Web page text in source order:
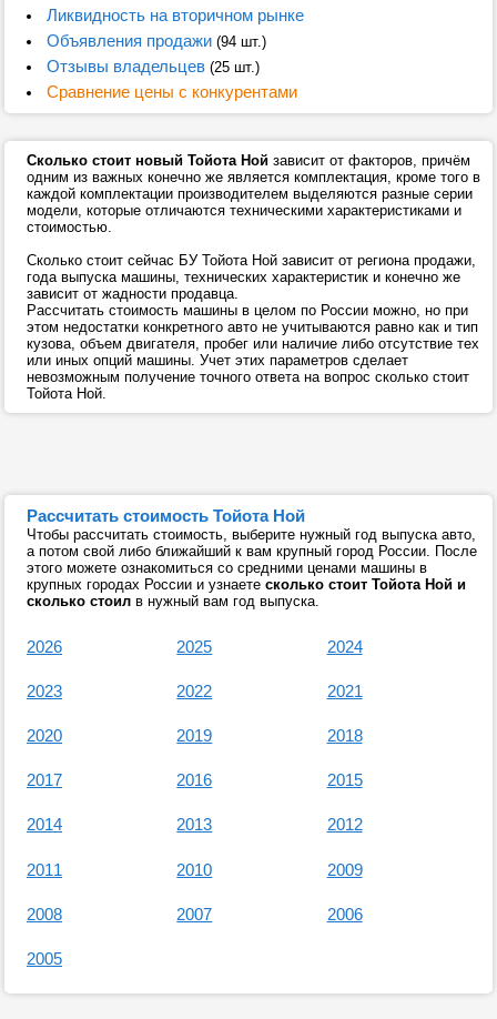
Ликвидность на вторичном рынке
Объявления продажи(94 шт.)
Отзывы владельцев(25 шт.)
Сравнение цены с конкурентами
Сколько стоит новый Тойота Ной зависит от факторов, причём
одним из важных конечно же является комплектация, кроме того в
каждой комплектации производителем выделяются разные серии
модели, которые отличаются техническими характеристиками и
стоимостью.
Сколько стоит сейчас БУ Тойота Ной зависит от региона продажи,
года выпуска машины, технических характеристик и конечно же
зависит от жадности продавца.
Рассчитать стоимость машины в целом по России можно, но при
этом недостатки конкретного авто не учитываются равно как и тип
кузова, объем двигателя, пробег или наличие либо отсутствие тех
или иных опций машины. Учет этих параметров сделает
невозможным получение точного ответа на вопрос сколько стоит
Тойота Ной.
Рассчитать стоимость Тойота Ной
Чтобы рассчитать стоимость, выберите нужный год выпуска авто,
а потом свой либо ближайший к вам крупный город России. После
этого можете ознакомиться со средними ценами машины в
крупных городах России и узнаете сколько стоит Тойота Ной и
сколько стоил в нужный вам год выпуска.
2026 2025 2024
2023 2022 2021
2020 2019 2018
2017 2016 2015
2014 2013 2012
2011 2010 2009
2008 2007 2006
2005